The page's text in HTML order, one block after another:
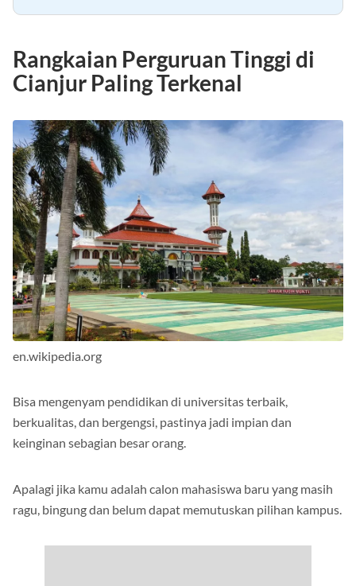
Rangkaian Perguruan Tinggi di
Cianjur Paling Terkenal
en.wikipedia.org
Bisa mengenyam pendidikan di universitas terbaik,
berkualitas, dan bergengsi, pastinya jadi impian dan
keinginan sebagian besar orang.
Apalagi jika kamu adalah calon mahasiswa baru yang masih
ragu, bingung dan belum dapat memutuskan pilihan kampus.